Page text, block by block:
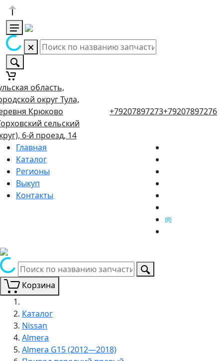
область,
округ Тула,
Крюково
сельский
6-й проезд, 14
+79207897273+79207897276
Главная
Каталог
Регионы
Выкуп
Контакты
Корзина
Каталог
Nissan
Almera
Almera G15 (2012—2018)